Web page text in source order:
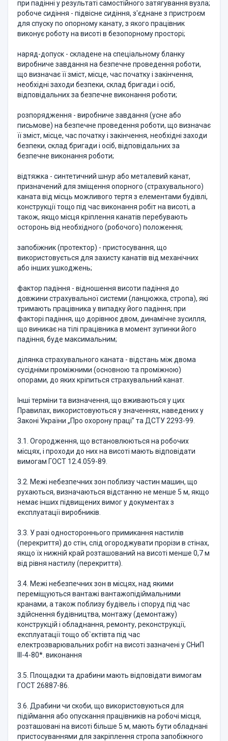
при падінні у результаті самостійного затягування вузла;
робоче сидіння - підвісне сидіння, з'єднане з пристроєм
для спуску по опорному канату, з якого працівник
виконує роботу на висоті в безопорному просторі;
наряд-допуск - складене на спеціальному бланку
виробниче завдання на безпечне проведення роботи,
що визначає її зміст, місце, час початку і закінчення,
необхідні заходи безпеки, склад бригади і осіб,
відповідальних за безпечне виконання роботи;
розпорядження - виробниче завдання (усне або
письмове) на безпечне проведення роботи, що визначає
її зміст, місце, час початку і закінчення, необхідні заходи
безпеки, склад бригади і осіб, відповідальних за
безпечне виконання роботи;
відтяжка - синтетичний шнур або металевий канат,
призначений для зміщення опорного (cтрахувального)
каната від місць можливого тертя з елементами будівлі,
конструкції тощо під час виконання робіт на висоті, а
також, якщо місця кріплення канатів перебувають
осторонь від необхідного (робочого) положення;
запобіжник (протектор) - пристосування, що
використовується для захисту канатів від механічних
або інших ушкоджень;
фактор падіння - відношення висоти падіння до
довжини страхувальної системи (ланцюжка, стропа), які
тримають працівника у випадку його падіння; при
факторі падіння, що дорівнює двом, динамічне зусилля,
що виникає на тілі працівника в момент зупинки його
падіння, буде максимальним;
ділянка страхувального каната - відстань між двома
сусідніми проміжними (основною та проміжною)
опорами, до яких кріпиться страхувальний канат.
Інші терміни та визначення, що вживаються у цих
Правилах, використовуються у значеннях, наведених у
Законі України „Про охорону праці” та ДСТУ 2293-99.
3.1. Огородження, що встановлюються на робочих
місцях, і проходи до них на висоті мають відповідати
вимогам ГОСТ 12.4.059-89.
3.2. Межі небезпечних зон поблизу частин машин, що
рухаються, визначаються відстанню не менше 5 м, якщо
немає інших підвищених вимог у документах з
експлуатації виробників.
3.3. У разі одностороннього примикання настилів
(перекриття) до стін, слід огороджувати прорізи в стінах,
якщо їх нижній край розташований на висоті менше 0,7 м
від рівня настилу (перекриття).
3.4. Межі небезпечних зон в місцях, над якими
переміщуються вантажі вантажопідіймальними
кранами, а також поблизу будівель і споруд під час
здійснення будівництва, монтажу (демонтажу)
конструкцій і обладнання, ремонту, реконструкції,
експлуатації тощо об`єктівта під час
електрозварювальних робіт на висоті зазначені у СНиП
ІІІ-4-80*. виконання
3.5. Площадки та драбини мають відповідати вимогам
ГОСТ 26887-86.
3.6. Драбини чи скоби, що використовуються для
підіймання або опускання працівників на робочі місця,
розташовані на висоті більше 5 м, мають бути обладнані
пристосуваннями для закріплення стропа запобіжного